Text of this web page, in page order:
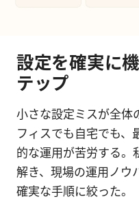
設定を確実に
テップ
小さな設定ミスが全体
フィスでも自宅でも、
的な運用が苦労する。
解き、現場の運用ノウ
確実な手順に絞った。